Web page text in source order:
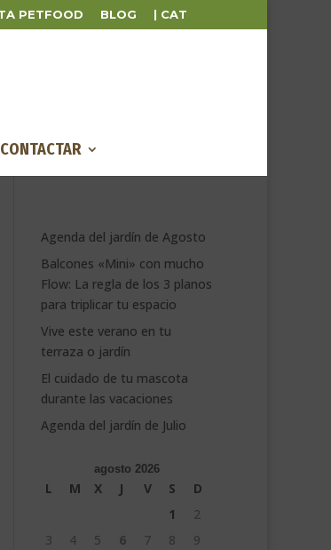
PETFOOD BLOG | CAT
CONTACTAR
Agenda del jardín de Agosto
Balcones «Mini» con mucho
Flow: La regla de los 3 planos
para triplicar tu espacio
Vive este verano en tu
terraza o jardín
El cuidado de tu mascota
durante las vacaciones
Agenda del jardín de Julio
agosto 2026
L M X J V S
D
1
2
3
4 5 6 7 8
9